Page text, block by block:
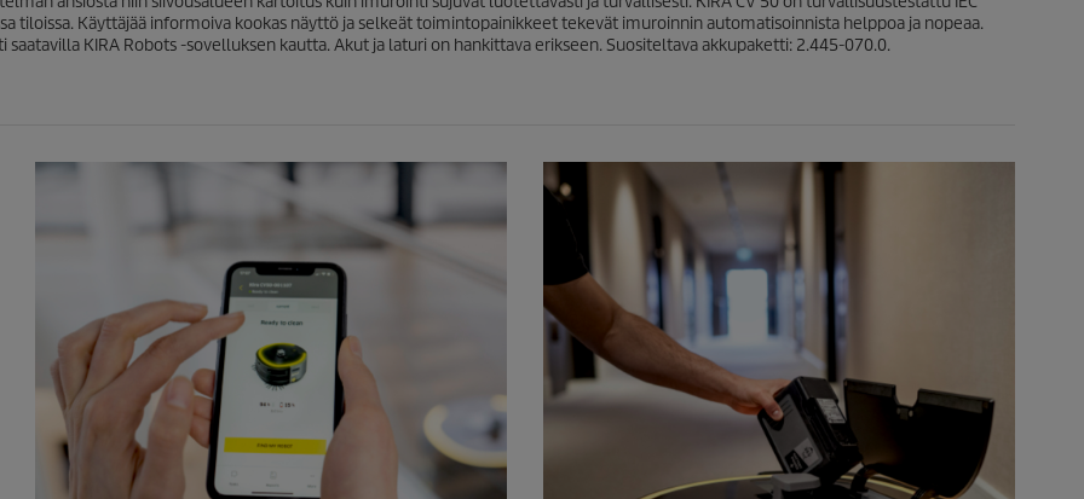
tiloissa. Käyttäjää informoiva kookas näyttö ja selkeät toimintopainikkeet tekevät imuroinnin automatisoinnista helppoa ja nopeaa.
KIRA Robots -sovelluksen kautta. Akut ja laturi on hankittava erikseen. Suositeltava akkupaketti: 2.445-070.0.